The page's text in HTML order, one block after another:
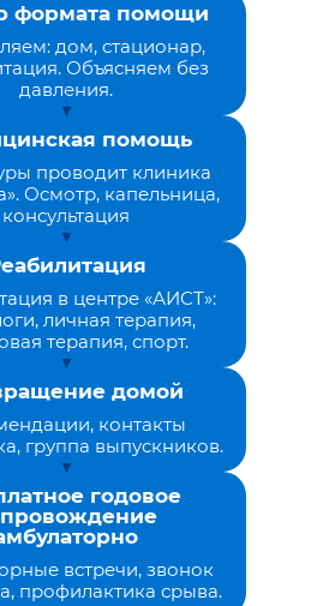
формата помощи
дом, стационар,
Объясняем без
давления.
помощь
проводит клиника
Осмотр, капельница,
консультация
в центре «АИСТ»:
личная терапия,
терапия, спорт.
домой
контакты
группа выпускников.
годовое
встречи, звонок
профилактика срыва.